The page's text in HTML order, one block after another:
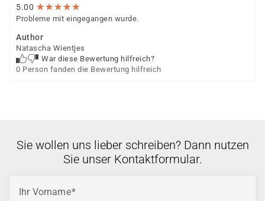
5.00 ★★★★★
★★★★★
Probleme mit eingegangen wurde.
Author
Natascha Wientjes
War diese Bewertung hilfreich?
0 Person fanden die Bewertung hilfreich
Sie wollen uns lieber schreiben? Dann nutzen
Sie unser Kontaktformular.
Ihr Vorname